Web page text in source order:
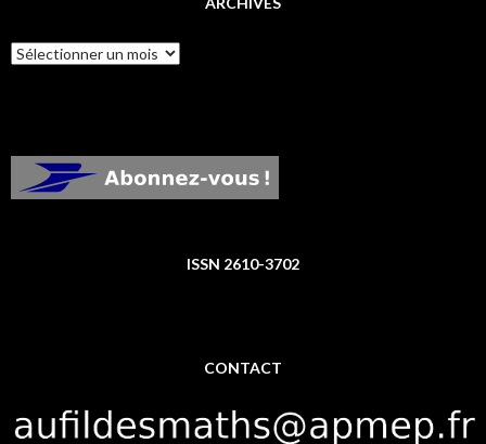
Archives
ISSN 2610-3702
CONTACT